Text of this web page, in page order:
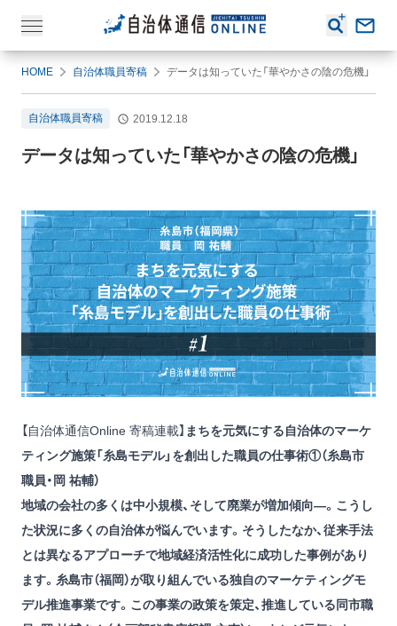
HOME 自治体職員寄稿 データは知っていた「華やかさの陰の危機」
自治体職員寄稿 2019.12.18
データは知っていた「華やかさの陰の危機」
【自治体通信Online 寄稿連載】 まちを元気にする自治体のマーケ
ティング施策「糸島モデル」を創出した職員の仕事術①（糸島市
職員・岡 祐輔）
地域の会社の多くは中小規模、そして廃業が増加傾向―。こうし
た状況に多くの自治体が悩んでいます。そうしたなか、従来手法
とは異なるアプローチで地域経済活性化に成功した事例があり
ます。糸島市（福岡）が取り組んでいる独自のマーケティングモ
デル推進事業です。この事業の政策を策定、推進している同市職